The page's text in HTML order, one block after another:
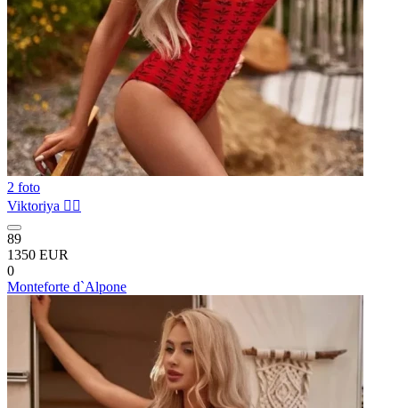
2 foto
Viktoriya ❤️‍🔥
89
1350 EUR
0
Monteforte d`Alpone